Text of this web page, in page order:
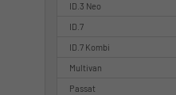
ID.3 Neo
ID.7
ID.7 Kombi
Multivan
Passat